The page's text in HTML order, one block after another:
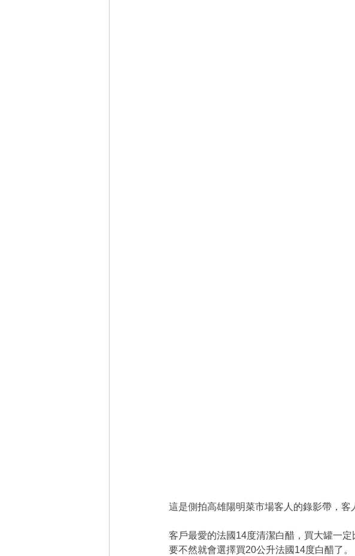
這是側拍高雄陽明菜市場客人的錄影帶，客
客戶最愛的法國14度清潔白醋，買大罐一
要不然就會選擇買20公升法國14度白醋了。